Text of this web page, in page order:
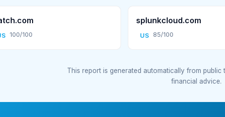
100/100
splunkcloud.com
US 85/100
This report is generated automatically from public
financial advice.